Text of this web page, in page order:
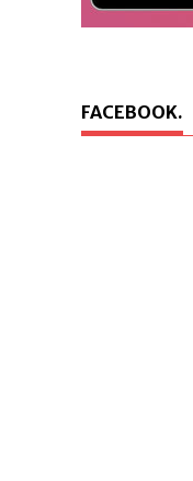
FACEBOOK.